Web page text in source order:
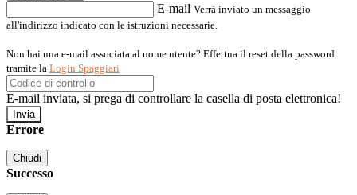
E-mail Verrà inviato un messaggio
all'indirizzo indicato con le istruzioni necessarie.
Non hai una e-mail associata al nome utente? Effettua il reset della password
tramite la Login Spaggiari
E-mail inviata, si prega di controllare la casella di posta elettronica!
Errore
Chiudi
Successo